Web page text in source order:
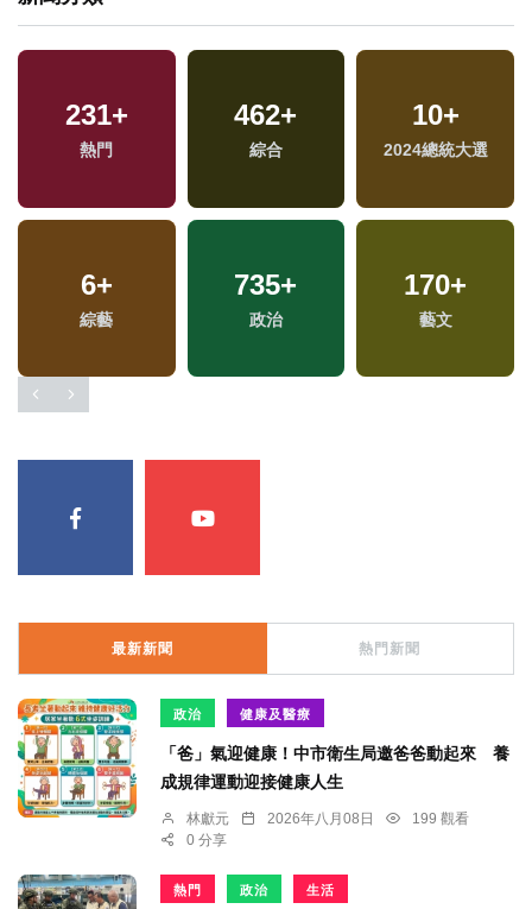
231+
熱門
462+
綜合
10+
2024總統大選
6+
綜藝
735+
政治
170+
藝文
23+
兩岸道教文化交流專
22+
2024立委選戰
918+
社會
11+
評論
46+
兩岸
451+
文教
最新新聞 熱門新聞
政治 健康及醫療
「爸」氣迎健康！中市衛生局邀爸爸動起來 養
成規律運動迎接健康人生
林獻元 2026年八月08日
199 觀看
0 分享
熱門 政治 生活